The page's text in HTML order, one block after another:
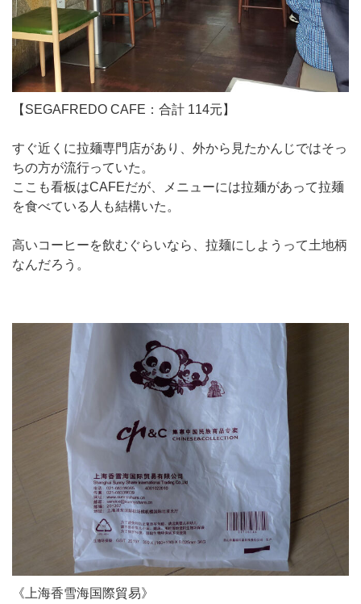
【SEGAFREDO CAFE：合計 114元】
すぐ近くに拉麺専門店があり、外から見たかんじではそっ
ちの方が流行っていた。
ここも看板はCAFEだが、メニューには拉麺があって拉麺
を食べている人も結構いた。
高いコーヒーを飲むぐらいなら、拉麺にしようって土地柄
なんだろう。
《上海香雪海国際貿易》